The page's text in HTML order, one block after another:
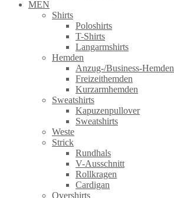
MEN
Shirts
Poloshirts
T-Shirts
Langarmshirts
Hemden
Anzug-/Business-Hemden
Freizeithemden
Kurzarmhemden
Sweatshirts
Kapuzenpullover
Sweatshirts
Weste
Strick
Rundhals
V-Ausschnitt
Rollkragen
Cardigan
Overshirts